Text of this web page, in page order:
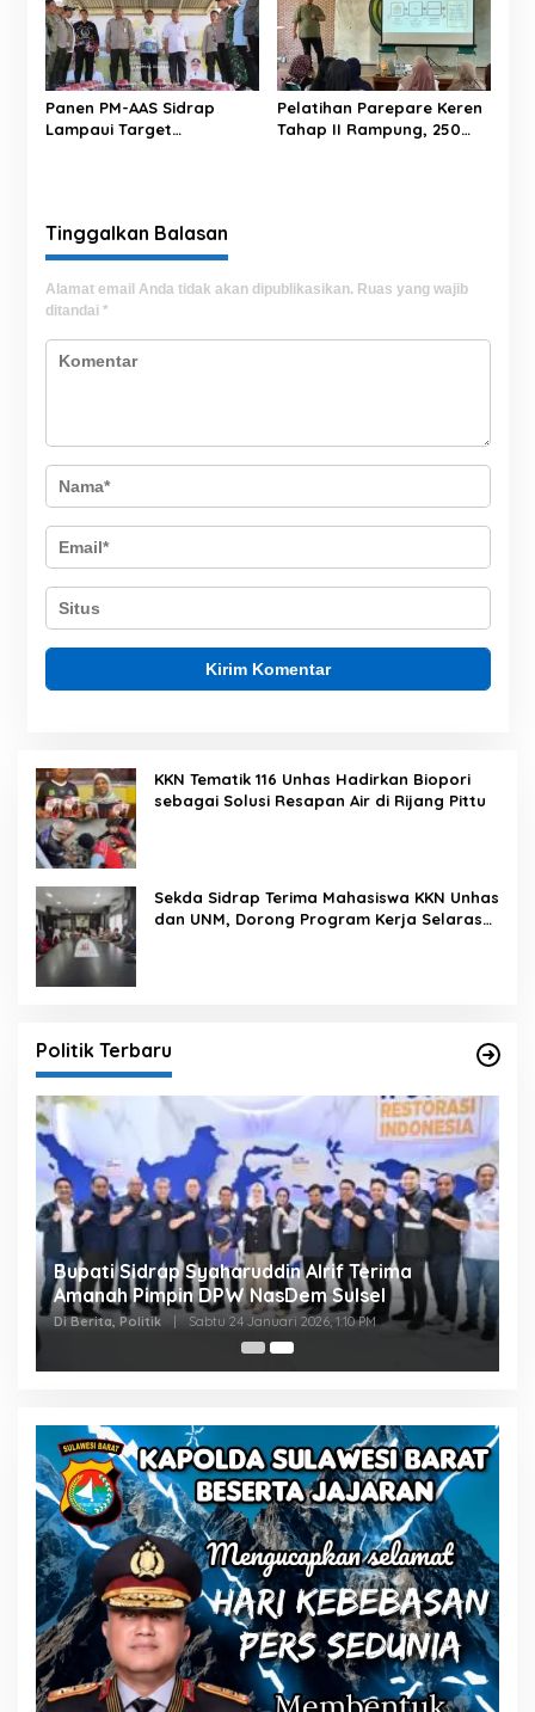
Panen PM-AAS Sidrap
Lampaui Target
Pelatihan Parepare Keren
Tahap II Rampung, 250
Tinggalkan Balasan
Alamat email Anda tidak akan dipublikasikan. Ruas yang wajib
ditandai *
KKN Tematik 116 Unhas Hadirkan Biopori
sebagai Solusi Resapan Air di Rijang Pittu
Sekda Sidrap Terima Mahasiswa KKN Unhas
dan UNM, Dorong Program Kerja Selaras
Politik Terbaru
Bupati Sidrap Syaharuddin Alrif Terima
Amanah Pimpin DPW NasDem Sulsel
Di Berita, Politik | Sabtu 24 Januari 2026, 1:10 PM